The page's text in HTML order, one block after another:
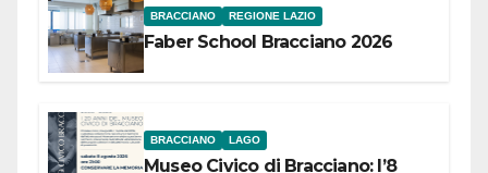
BRACCIANO REGIONE LAZIO
Faber School Bracciano 2026
BRACCIANO LAGO
Museo Civico di Bracciano: l’8